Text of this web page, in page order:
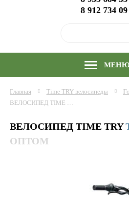
8 912 734
МЕНЮ
Главная Time TRY велосипеды
ВЕЛОСИПЕД TIME TRY TT233/7S (24"; СКОР. 7) РАМА АЛЮМИНИЙ, КУПИТЬ ОПТОМ
ВЕЛОСИПЕД TIME TRY
ОПТОМ